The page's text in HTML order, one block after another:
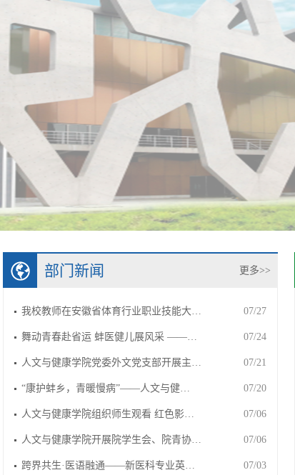
部门新闻 更多>>
我校教师在安徽省体育行业职业技能大… 07/27
舞动青春赴省运 蚌医健儿展风采 ——… 07/24
人文与健康学院党委外文党支部开展主… 07/21
“康护蚌乡，青暖慢病”——人文与健… 07/20
人文与健康学院组织师生观看 红色影… 07/06
人文与健康学院开展院学生会、院青协… 07/06
跨界共生·医语融通——新医科专业英… 07/03